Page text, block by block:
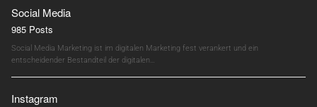
Social Media
985 Posts
Social Media Marketing ist im digitalen Marketing fest verankert und ein
entscheidender Bestandteil der digitalen…
Instagram